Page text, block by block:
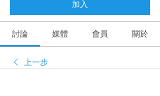
加入
討論 媒體 會員 關於
上一步